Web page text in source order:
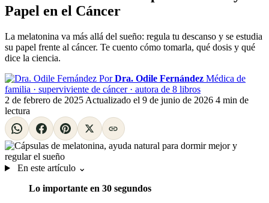
Papel en el Cáncer
La melatonina va más allá del sueño: regula tu descanso y se estudia
su papel frente al cáncer. Te cuento cómo tomarla, qué dosis y qué
dice la ciencia.
Por Dra. Odile Fernández Médica de
familia · superviviente de cáncer · autora de 8 libros
2 de febrero de 2025 Actualizado el 9 de junio de 2026 4 min de
lectura
En este artículo ⌄
Lo importante en 30 segundos